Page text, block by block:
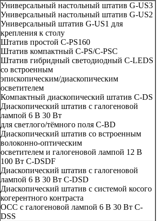
Универсальный настольный штатив G-US3
Универсальный настольный штатив G-US2
Универсальный штатив G-US1 для
крепления к столу
Штатив простой C-PS160
Штатив компактный C-PS/C-PSC
Штатив гибридный светодиодный C-LEDS
со встроенным
эпископическим/диаскопическим
осветителем
Компактный диаскопический штатив C-DS
Диаскопический штатив с галогеновой
лампой 6 В 30 Вт
для светлого/тёмного поля C-BD
Диаскопический штатив со встроенным
волоконно-оптическим
осветителем и галогеновой лампой 12 В
100 Вт C-DSDF
Диаскопический штатив с галогеновой
лампой 6 В 30 Вт C-DSD
Диаскопический штатив с системой косого
когерентного контраста
OCC с галогеновой лампой 6 В 30 Вт C-
DSS